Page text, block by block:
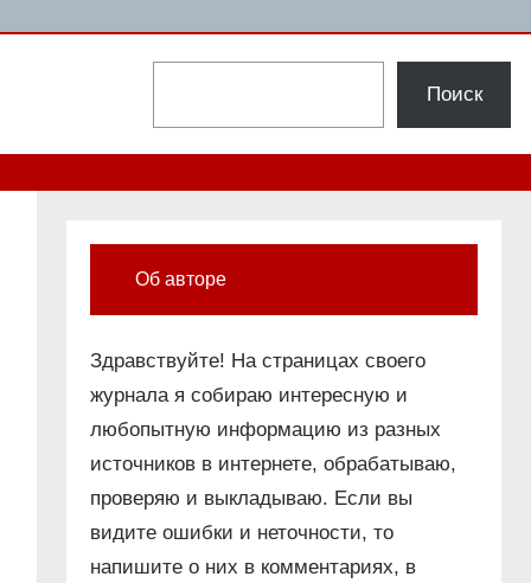
Поиск
Об авторе
Здравствуйте! На страницах своего
журнала я собираю интересную и
любопытную информацию из разных
источников в интернете, обрабатываю,
проверяю и выкладываю. Если вы
видите ошибки и неточности, то
напишите о них в комментариях, в